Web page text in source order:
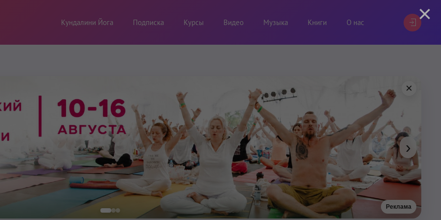
Кундалини Йога Подписка Курсы Видео Музыка Книги О нас
Реклама
×
›
×